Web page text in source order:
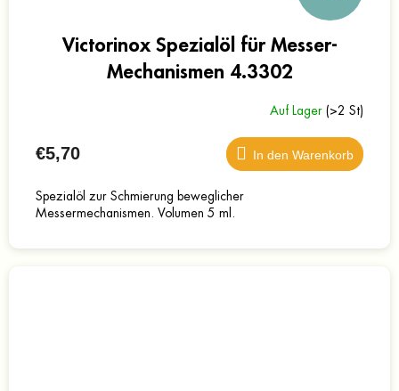
Victorinox Spezialöl für Messer-
Mechanismen 4.3302
Auf Lager (>2 St)
€5,70 In den Warenkorb
Spezialöl zur Schmierung beweglicher
Messermechanismen. Volumen 5 ml.